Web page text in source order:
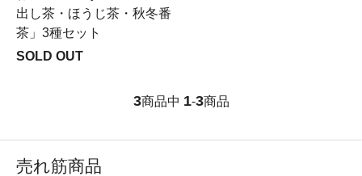
出し茶・ほうじ茶・秋冬番
茶」3種セット
SOLD OUT
3商品中 1-3商品
売れ筋商品